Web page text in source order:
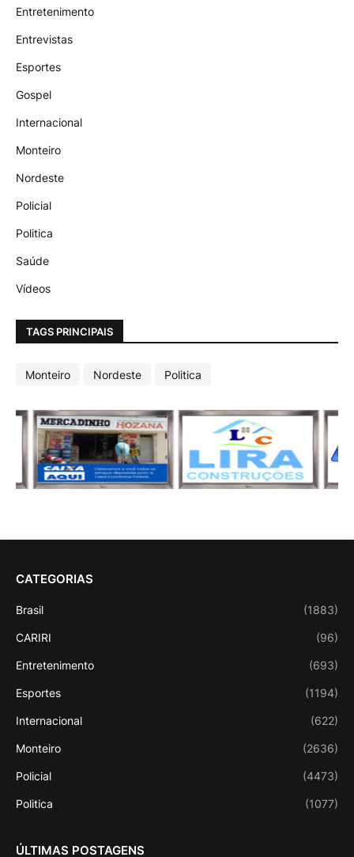
Entretenimento
Entrevistas
Esportes
Gospel
Internacional
Monteiro
Nordeste
Policial
Politica
Saúde
Vídeos
TAGS PRINCIPAIS
Monteiro Nordeste Politica
CATEGORIAS
Brasil (1883)
CARIRI (96)
Entretenimento (693)
Esportes (1194)
Internacional (622)
Monteiro (2636)
Policial (4473)
Politica (1077)
ÚLTIMAS POSTAGENS